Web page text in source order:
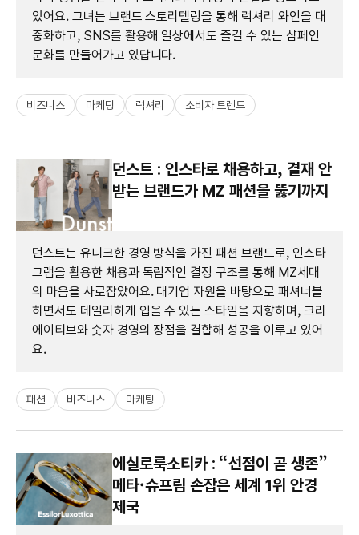
있어요. 그녀는 브랜드 스토리텔링을 통해 럭셔리 와인을 대
중화하고, SNS를 활용해 일상에서도 즐길 수 있는 샴페인
문화를 만들어가고 있답니다.
비즈니스 마케팅 럭셔리 소비자 트렌드
던스트 : 인스타로 채용하고, 결재 안
받는 브랜드가 MZ 패션을 뚫기까지
던스트는 유니크한 경영 방식을 가진 패션 브랜드로, 인스타
그램을 활용한 채용과 독립적인 결정 구조를 통해 MZ세대
의 마음을 사로잡았어요. 대기업 자원을 바탕으로 패셔너블
하면서도 데일리하게 입을 수 있는 스타일을 지향하며, 크리
에이티브와 숫자 경영의 장점을 결합해 성공을 이루고 있어
요.
패션 비즈니스 마케팅
에실로룩소티카 : “선점이 곧 생존”
메타·슈프림 손잡은 세계 1위 안경
제국